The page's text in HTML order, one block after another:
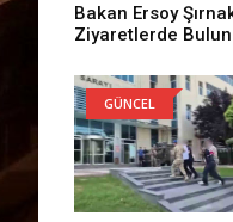
Bakan Ersoy
Ziyaretlerde
GÜNCEL